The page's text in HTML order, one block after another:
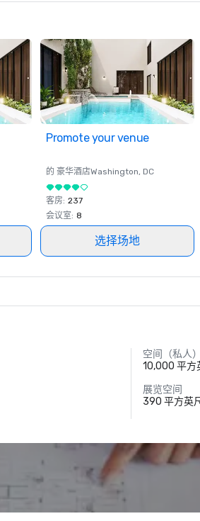
Promote your venue
的 豪华酒店Washington, DC
客房: 237
会议室: 8
选择场地
空间（私人）
10,000 平方
展览空间
390 平方英